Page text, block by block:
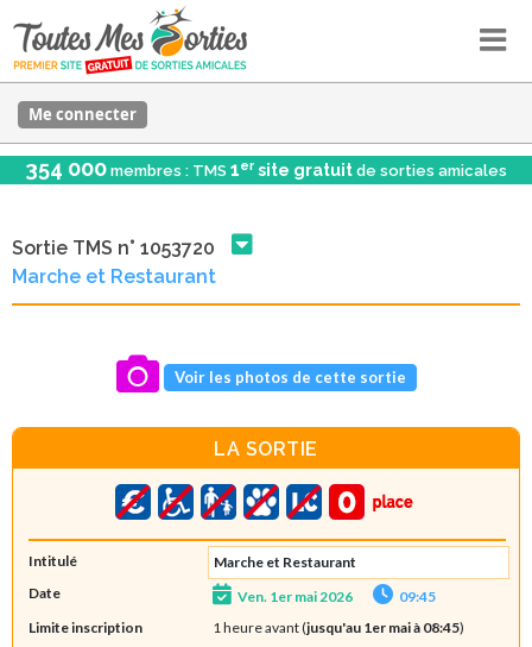
Me connecter
354 000 membres : TMS 1er site gratuit de sorties amicales
Sortie TMS n° 1053720
Marche et Restaurant
Voir les photos de cette sortie
LA SORTIE
Intitulé
Marche et Restaurant
Date
Ven. 1er mai 2026
09:45
Limite inscription
1 heure avant (jusqu'au 1er mai à 08:45)